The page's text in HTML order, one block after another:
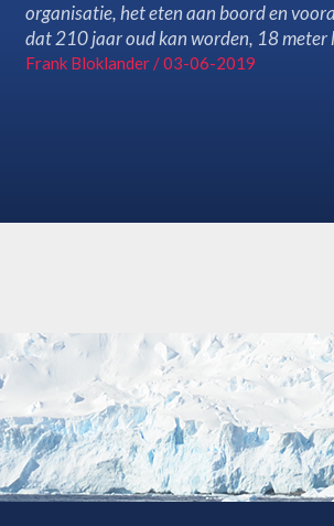
organisatie, het eten aan boord en
dat 210 jaar oud kan worden, 18
Frank Bloklander / 03-06-2019